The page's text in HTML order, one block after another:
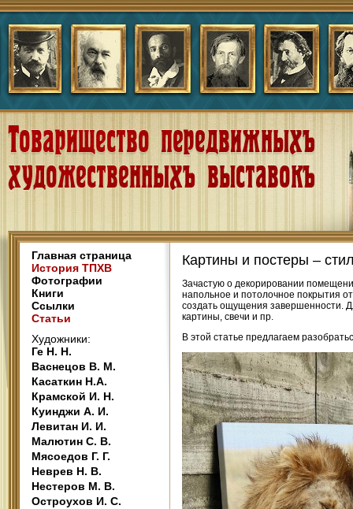
Главная страница
История ТПХВ
Фотографии
Книги
Ссылки
Статьи
Художники:
Ге Н. Н.
Васнецов В. М.
Касаткин Н.А.
Крамской И. Н.
Куинджи А. И.
Левитан И. И.
Малютин С. В.
Мясоедов Г. Г.
Неврев Н. В.
Нестеров М. В.
Остроухов И. С.
Картины и постеры –
Зачастую о декорировании
напольное и потолочное покрытия
создать ощущения завершенности.
картины, свечи и пр.
В этой статье предлагаем